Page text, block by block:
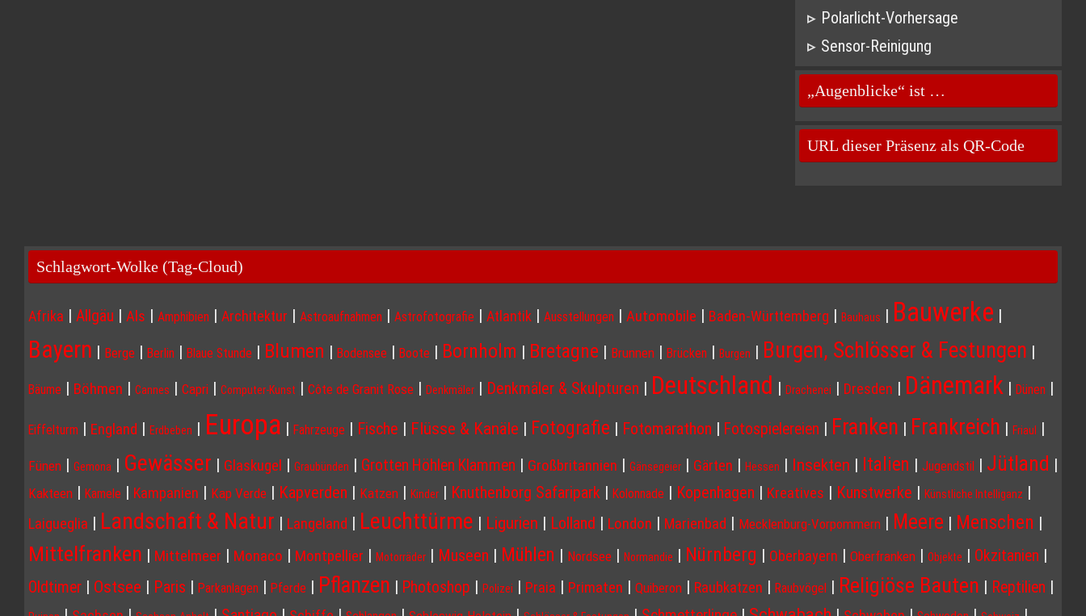
Polarlicht-Vorhersage
Sensor-Reinigung
„Augenblicke“ ist …
URL dieser Präsenz als QR-Code
Schlagwort-Wolke (Tag-Cloud)
Afrika | Allgäu | Als | Amphibien | Architektur | Astroaufnahmen | Astrofotografie | Atlantik | Ausstellungen | Automobile | Baden-Württemberg | Bauhaus | Bauwerke |
Bayern | Berge | Berlin | Blaue Stunde | Blumen | Bodensee | Boote | Bornholm | Bretagne | Brunnen | Brücken | Burgen | Burgen, Schlösser & Festungen |
Bäume | Böhmen | Cannes | Capri | Computer-Kunst | Côte de Granit Rose | Denkmäler | Denkmäler & Skulpturen | Deutschland | Drachenei | Dresden | Dänemark | Dünen |
Eiffelturm | England | Erdbeben | Europa | Fahrzeuge | Fische | Flüsse & Kanäle | Fotografie | Fotomarathon | Fotospielereien | Franken | Frankreich | Friaul |
Fünen | Gemona | Gewässer | Glaskugel | Graubünden | Grotten Höhlen Klammen | Großbritannien | Gänsegeier | Gärten | Hessen | Insekten | Italien | Jugendstil | Jütland |
Kakteen | Kamele | Kampanien | Kap Verde | Kapverden | Katzen | Kinder | Knuthenborg Safaripark | Kolonnade | Kopenhagen | Kreatives | Kunstwerke | Künstliche Intelliganz |
Laigueglia | Landschaft & Natur | Langeland | Leuchttürme | Ligurien | Lolland | London | Marienbad | Mecklenburg-Vorpommern | Meere | Menschen |
Mittelfranken | Mittelmeer | Monaco | Montpellier | Motorräder | Museen | Mühlen | Nordsee | Normandie | Nürnberg | Oberbayern | Oberfranken | Objekte | Okzitanien |
Oldtimer | Ostsee | Paris | Parkanlagen | Pferde | Pflanzen | Photoshop | Polizei | Praia | Primaten | Quiberon | Raubkatzen | Raubvögel | Religiöse Bauten | Reptilien |